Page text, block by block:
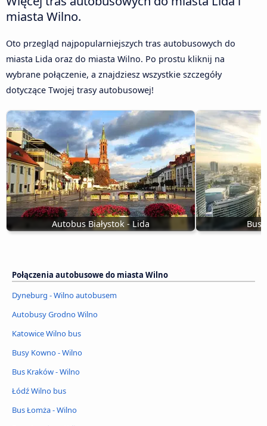
miasta Wilno.
Oto przegląd najpopularniejszych tras autobusowych do
miasta Lida oraz do miasta Wilno. Po prostu kliknij na
wybrane połączenie, a znajdziesz wszystkie szczegóły
dotyczące Twojej trasy autobusowej!
Autobus Białystok - Lida
Połączenia autobusowe do miasta Wilno
Dyneburg - Wilno autobusem
Autobusy Grodno Wilno
Katowice Wilno bus
Busy Kowno - Wilno
Bus Kraków - Wilno
Łódź Wilno bus
Bus Łomża - Wilno